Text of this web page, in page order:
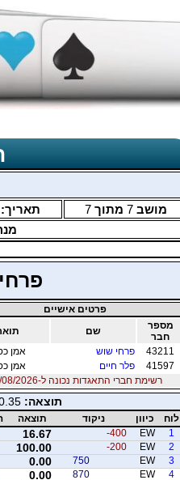
מושב7 מתוך7 תאריך:
פרטים אישיים
מספר
חבר
שם
43211
פרחי שוש אמן
41597
פלר חיים אמן
רשימת חברי התאגדות נכונה ל-05/08/2026
תוצאה:
לוח כיוון ניקוד תוצאה
1
EW
-400
16.67
2
EW
-200
100.00
3
EW
750
0.00
4
EW
870
0.00